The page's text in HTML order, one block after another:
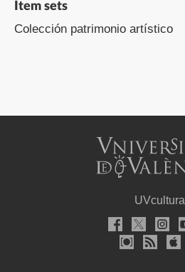
Item sets
Colección patrimonio artístico
UVcultura